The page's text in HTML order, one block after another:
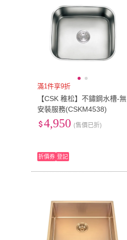
滿1件享9折
【CSK 稚松】不鏽鋼水槽-無
安裝服務(CSKM4538)
4,950 (售價已折)
折價券 登記